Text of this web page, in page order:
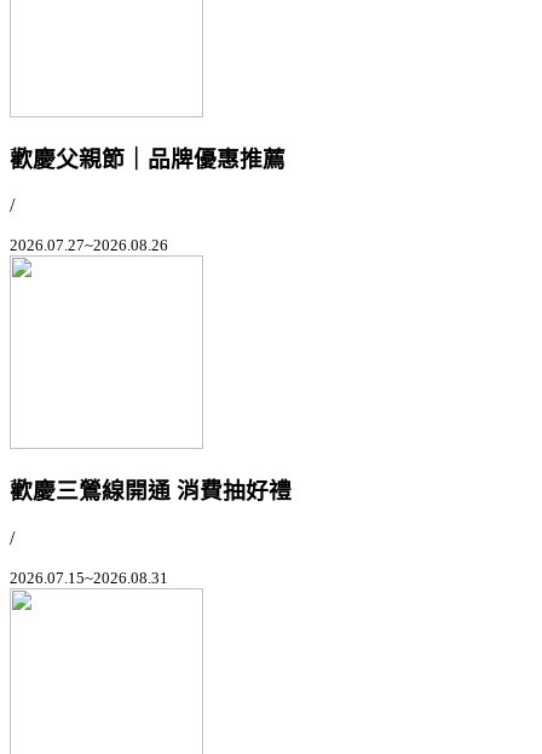
歡慶父親節｜品牌優惠推薦
/
2026.07.27~2026.08.26
歡慶三鶯線開通 消費抽好禮
/
2026.07.15~2026.08.31